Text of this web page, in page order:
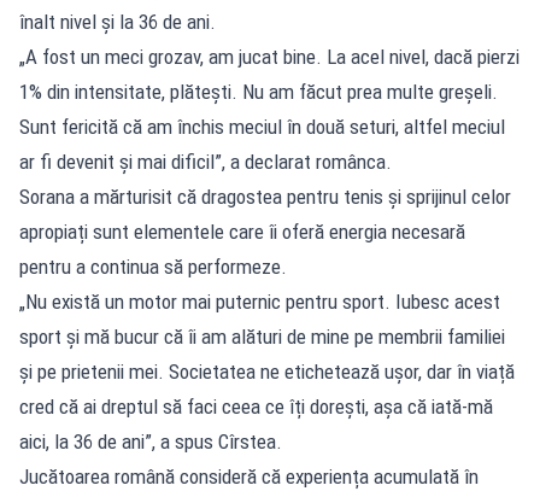
înalt nivel și la 36 de ani.
„A fost un meci grozav, am jucat bine. La acel nivel, dacă pierzi
1% din intensitate, plătești. Nu am făcut prea multe greșeli.
Sunt fericită că am închis meciul în două seturi, altfel meciul
ar fi devenit și mai dificil”, a declarat românca.
Sorana a mărturisit că dragostea pentru tenis și sprijinul celor
apropiați sunt elementele care îi oferă energia necesară
pentru a continua să performeze.
„Nu există un motor mai puternic pentru sport. Iubesc acest
sport și mă bucur că îi am alături de mine pe membrii familiei
și pe prietenii mei. Societatea ne etichetează ușor, dar în viață
cred că ai dreptul să faci ceea ce îți dorești, așa că iată-mă
aici, la 36 de ani”, a spus Cîrstea.
Jucătoarea română consideră că experiența acumulată în